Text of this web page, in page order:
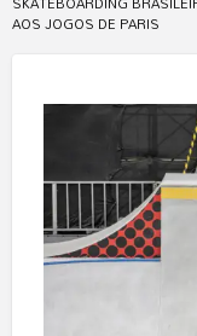
AOS JOGOS DE PARIS